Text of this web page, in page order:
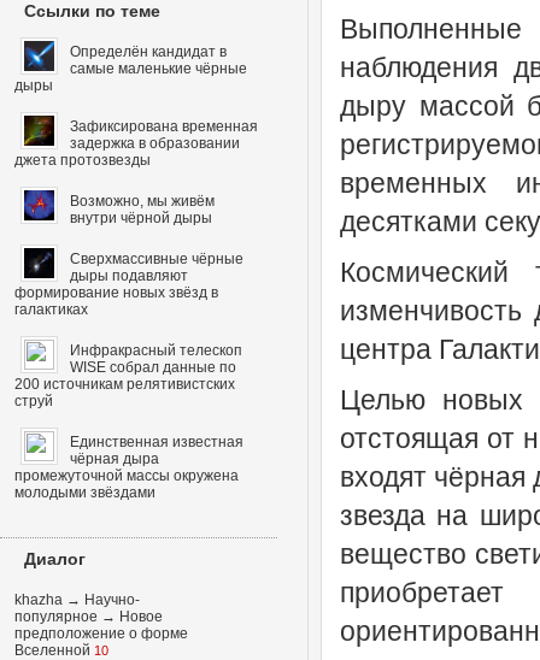
Выполненные
наблюдения
дыру массой
временных
десятками
центра
Целью новых
отстоящая от
входят
звезда на
вещество
Ссылки по теме
Определён кандидат в
самые маленькие чёрные
дыры
Зафиксирована временная
задержка в образовании
джета протозвезды
Возможно, мы живём
внутри чёрной дыры
Сверхмассивные чёрные
дыры подавляют
формирование новых звёзд в
галактиках
Инфракрасный телескоп
WISE собрал данные по
200 источникам релятивистских
струй
Единственная известная
чёрная дыра
промежуточной массы окружена
молодыми звёздами
Диалог
khazha → Научно-
популярное → Новое
предположение о форме
Вселенной 10